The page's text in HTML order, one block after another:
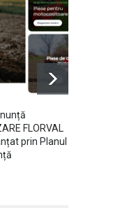
FLORVAL
prin Planul